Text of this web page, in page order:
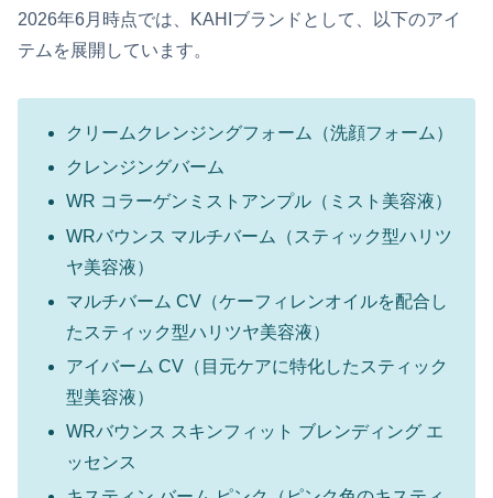
2026年6月時点では、KAHIブランドとして、以下のアイ
テムを展開しています。
クリームクレンジングフォーム（洗顔フォーム）
クレンジングバーム
WR コラーゲンミストアンプル（ミスト美容液）
WRバウンス マルチバーム（スティック型ハリツ
ヤ美容液）
マルチバーム CV（ケーフィレンオイルを配合し
たスティック型ハリツヤ美容液）
アイバーム CV（目元ケアに特化したスティック
型美容液）
WRバウンス スキンフィット ブレンディング エ
ッセンス